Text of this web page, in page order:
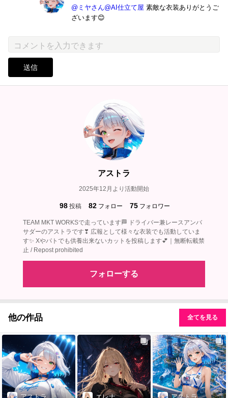
@ミヤさん@AI仕立て屋 素敵な衣装ありがとうご
ざいます😊
送信
アストラ
2025年12月より活動開始
98 投稿 82 フォロー 75 フォロワー
TEAM MKT WORKSで走っています🏁 ドライバー兼レースアンバ
サダーのアストラです❣ 広報として様々な衣装でも活動していま
す✨ Xやパトでも供養出来ないカットを投稿します💕｜無断転載禁
止 / Repost prohibited
フォローする
他の作品 全てを見る